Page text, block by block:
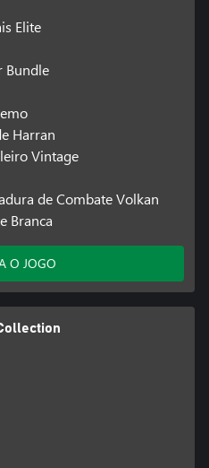
Elite
Bundle
Harran
Vintage
de Combate Volkan
Branca
O JOGO